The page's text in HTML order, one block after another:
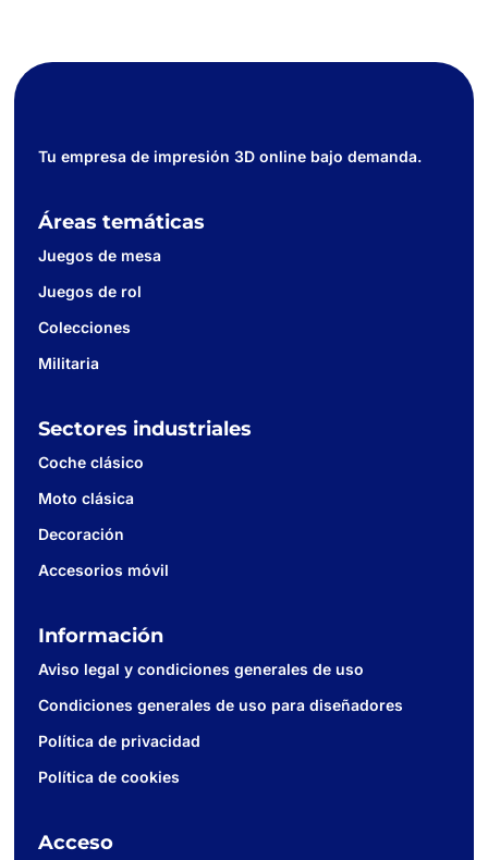
Tu empresa de impresión 3D online bajo demanda.
Áreas temáticas
Juegos de mesa
Juegos de rol
Colecciones
Militaria
Sectores industriales
Coche clásico
Moto clásica
Decoración
Accesorios móvil
Información
Aviso legal y condiciones generales de uso
Condiciones generales de uso para diseñadores
Política de privacidad
Política de cookies
Acceso